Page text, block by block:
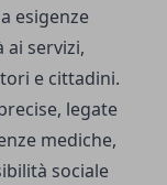
esigenze
ai servizi,
e cittadini.
legate
mediche,
sociale